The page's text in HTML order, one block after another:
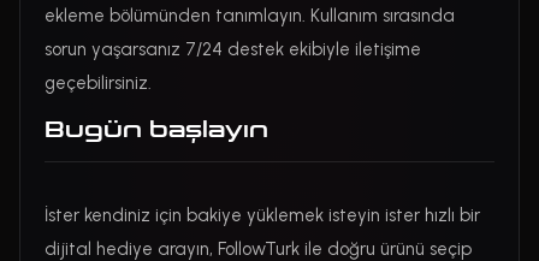
ekleme bölümünden tanımlayın. Kullanım sırasında
sorun yaşarsanız 7/24 destek ekibiyle iletişime
geçebilirsiniz.
Bugün başlayın
İster kendiniz için bakiye yüklemek isteyin ister hızlı bir
dijital hediye arayın, FollowTurk ile doğru ürünü seçip